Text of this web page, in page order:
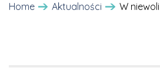
Home Aktualności W